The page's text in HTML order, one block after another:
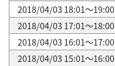
2018/04/03 18:01～19:00
2018/04/03 17:01～18:00
2018/04/03 16:01～17:00
2018/04/03 15:01～16:00